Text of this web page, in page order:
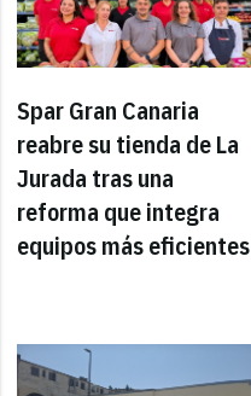
Spar Gran Canaria
reabre su tienda de La
Jurada tras una
reforma que integra
equipos más eficientes